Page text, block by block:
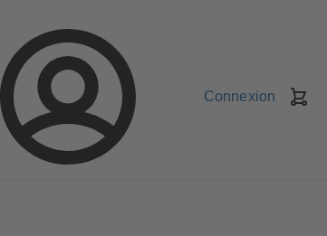
Connexion